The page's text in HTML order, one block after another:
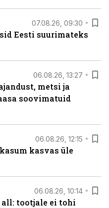
07.08.26, 09:30
Eesti suurimateks
06.08.26, 13:27
metsi ja
soovimatuid
06.08.26, 12:15
kasvas üle
06.08.26, 10:14
tootjale ei tohi